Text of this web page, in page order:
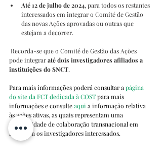
Até 12 de julho de 2024, para todos os restantes
interessados em integrar o Comité de Gestão
das novas Ações aprovadas ou outras que
estejam a decorrer.
Recorda-se que o Comité de Gestão das Ações
pode integrar até dois investigadores afiliados a
instituições do SNCT.
Para mais informações poderá consultar a página
do site da FCT dedicada à COST para mais
informações e consulte aqui a informação relativa
às ações ativas, as quais representam uma
oportunidade de colaboração transnacional em
rede para os investigadores interessados.